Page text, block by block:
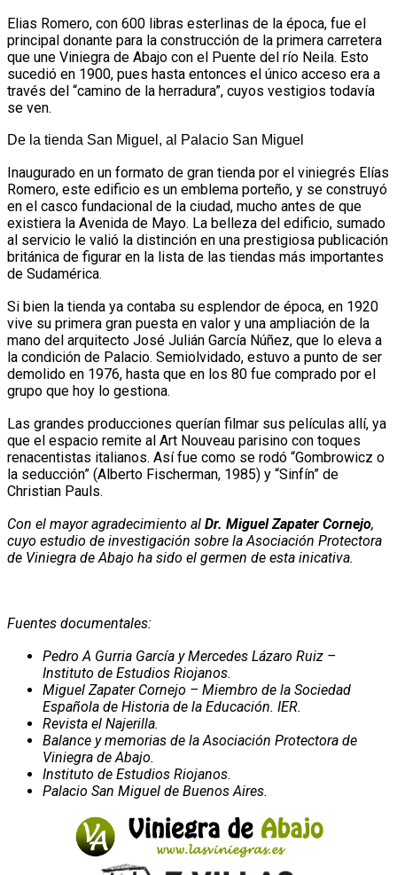
Elias Romero, con 600 libras esterlinas de la época, fue el
principal donante para la construcción de la primera carretera
que une Viniegra de Abajo con el Puente del río Neila. Esto
sucedió en 1900, pues hasta entonces el único acceso era a
través del “camino de la herradura”, cuyos vestigios todavía
se ven.
De la tienda San Miguel, al Palacio San Miguel
Inaugurado en un formato de gran tienda por el viniegrés Elías
Romero, este edificio es un emblema porteño, y se construyó
en el casco fundacional de la ciudad, mucho antes de que
existiera la Avenida de Mayo. La belleza del edificio, sumado
al servicio le valió la distinción en una prestigiosa publicación
británica de figurar en la lista de las tiendas más importantes
de Sudamérica.
Si bien la tienda ya contaba su esplendor de época, en 1920
vive su primera gran puesta en valor y una ampliación de la
mano del arquitecto José Julián García Núñez, que lo eleva a
la condición de Palacio. Semiolvidado, estuvo a punto de ser
demolido en 1976, hasta que en los 80 fue comprado por el
grupo que hoy lo gestiona.
Las grandes producciones querían filmar sus películas allí, ya
que el espacio remite al Art Nouveau parisino con toques
renacentistas italianos. Así fue como se rodó “Gombrowicz o
la seducción” (Alberto Fischerman, 1985) y “Sinfín” de
Christian Pauls.
Con el mayor agradecimiento al Dr. Miguel Zapater Cornejo,
cuyo estudio de investigación sobre la Asociación Protectora
de Viniegra de Abajo ha sido el germen de esta inicativa.
Fuentes documentales:
Pedro A Gurria García y Mercedes Lázaro Ruiz –
Instituto de Estudios Riojanos.
Miguel Zapater Cornejo – Miembro de la Sociedad
Española de Historia de la Educación. IER.
Revista el Najerilla.
Balance y memorias de la Asociación Protectora de
Viniegra de Abajo.
Instituto de Estudios Riojanos.
Palacio San Miguel de Buenos Aires.